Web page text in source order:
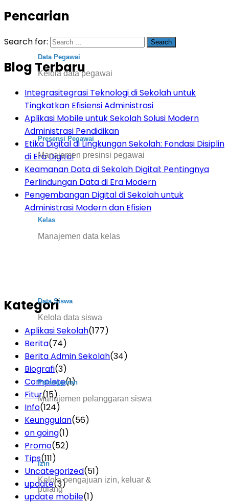
Data Pegawai
Kelola data pegawai
Presensi Pegawai
Manajemen presinsi pegawai
Kelas
Manajemen data kelas
Data Siswa
Kelola data siswa
Pelanggaran
Manajemen pelanggaran siswa
Izin
Kelola pengajuan izin, keluar &
pulang
Pencarian
Search for:
Blog Terbaru
Integrasitegrasi Teknologi di Sekolah untuk
Tingkatkan Efisiensi Administrasi
Aplikasi Mobile untuk Sekolah Solusi Modern
Administrasi Pendidikan
Etika Digital di Lingkungan Sekolah: Fondasi Disiplin
di Era Digital
Keamanan Data di Sekolah Digital: Pentingnya
Perlindungan Data di Era Modern
Pengembangan Digital di Sekolah untuk
Administrasi Modern dan Efisien
Kategori
Aplikasi Sekolah(177)
Berita(74)
Berita Admin Sekolah(34)
Biografi(3)
Complete(1)
Fitur(15)
Info(124)
Keunggulan(56)
on going(1)
Promo(52)
Tips(111)
Uncategorized(51)
update(3)
update mobile(1)